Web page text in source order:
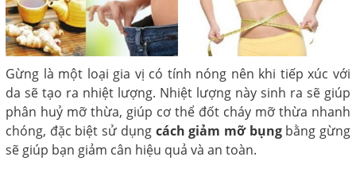
Gừng là một loại gia vị có tính nóng nên khi tiếp xúc với
da sẽ tạo ra nhiệt lượng. Nhiệt lượng này sinh ra sẽ giúp
phân huỷ mỡ thừa, giúp cơ thể đốt cháy mỡ thừa nhanh
chóng, đặc biệt sử dụng cách giảm mỡ bụng bằng gừng
sẽ giúp bạn giảm cân hiệu quả và an toàn.